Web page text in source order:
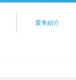
愛車紹介